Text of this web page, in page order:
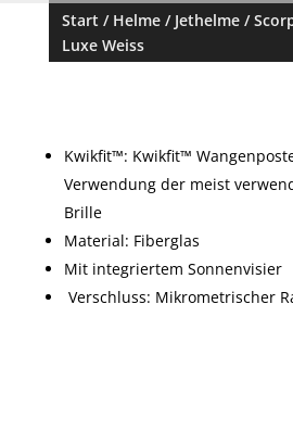
Start / Helme/ Jethelme/
Luxe Weiss
Kwikfit™: Kwikfit™
Verwendung der meist
Brille
Material: Fiberglas
Mit integriertem Sonnenvisier
Verschluss: Mikrometrischer